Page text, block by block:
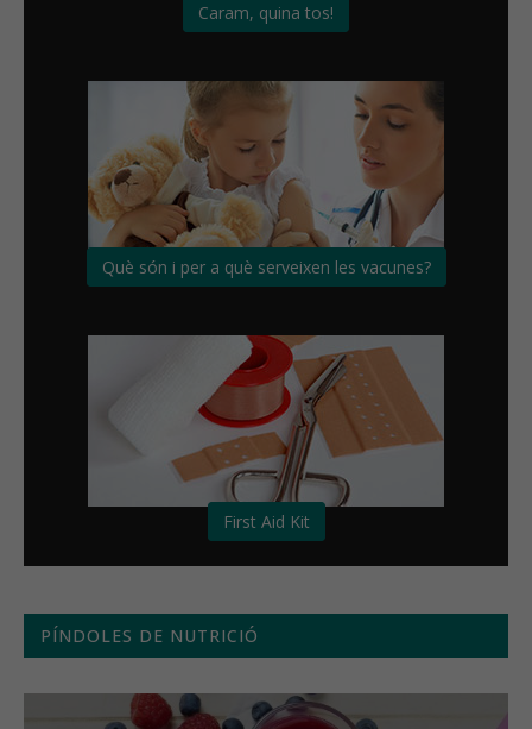
Caram, quina tos!
Què són i per a què serveixen les vacunes?
First Aid Kit
PÍNDOLES DE NUTRICIÓ